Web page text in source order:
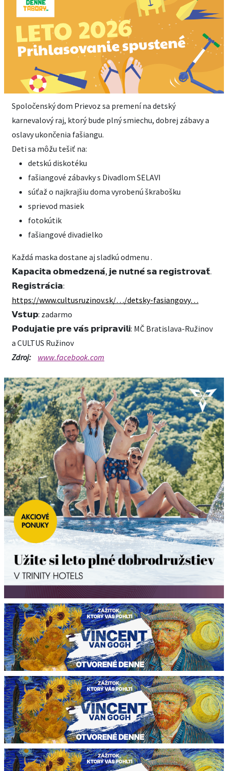
Spoločenský dom Prievoz sa premení na detský
karnevalový raj, ktorý bude plný smiechu, dobrej zábavy a
oslavy ukončenia fašiangu.
Deti sa môžu tešiť na:
detskú diskotéku
fašiangové zábavky s Divadlom SELAVI
súťaž o najkrajšiu doma vyrobenú škrabošku
sprievod masiek
fotokútik
fašiangové divadielko
Každá maska dostane aj sladkú odmenu .
𝗞𝗮𝗽𝗮𝗰𝗶𝘁𝗮 𝗼𝗯𝗺𝗲𝗱𝘇𝗲𝗻𝗮́, 𝗷𝗲 𝗻𝘂𝘁𝗻𝗲́ 𝘀𝗮 𝗿𝗲𝗴𝗶𝘀𝘁𝗿𝗼𝘃𝗮𝘁̌.
𝗥𝗲𝗴𝗶𝘀𝘁𝗿𝗮́𝗰𝗶𝗮:
https://www.cultusruzinov.sk/…/detsky-fasiangovy…
𝗩𝘀𝘁𝘂𝗽: zadarmo
𝗣𝗼𝗱𝘂𝗷𝗮𝘁𝗶𝗲 𝗽𝗿𝗲 𝘃𝗮́𝘀 𝗽𝗿𝗶𝗽𝗿𝗮𝘃𝗶𝗹𝗶: MČ Bratislava-Ružinov
a CULTUS Ružinov
Zdroj:
www.facebook.com